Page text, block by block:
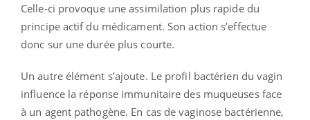
Celle-ci provoque une assimilation plus rapide du
principe actif du médicament. Son action s’effectue
donc sur une durée plus courte.
Un autre élément s’ajoute. Le profil bactérien du vagin
influence la réponse immunitaire des muqueuses face
à un agent pathogène. En cas de vaginose bactérienne,